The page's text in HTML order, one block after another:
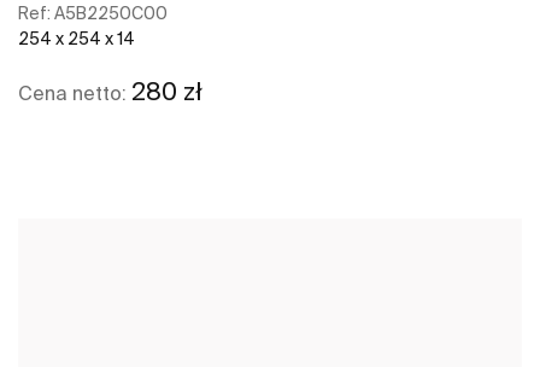
Ref: A5B2250C00
254 x 254 x 14
Cena netto: 280 zł